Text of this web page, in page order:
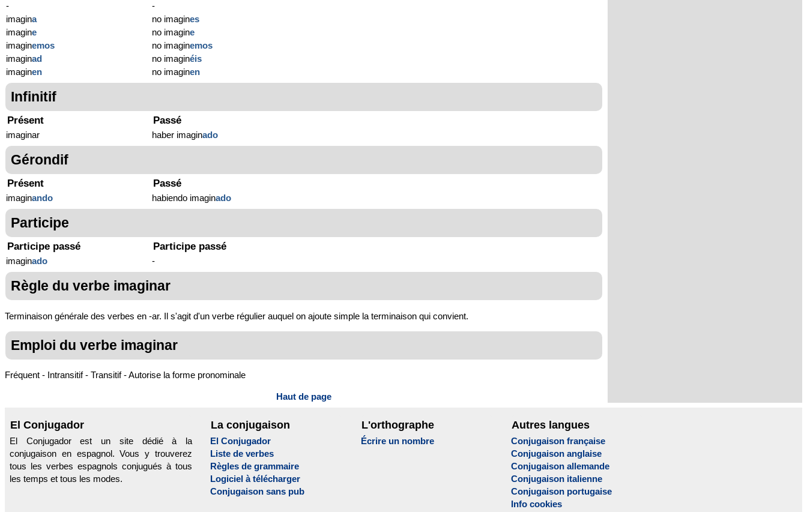
-
imagina
imagine
imaginemos
imaginad
imaginen
-
no imagines
no imagine
no imaginemos
no imaginéis
no imaginen
Infinitif
Présent
imaginar
Passé
haber imaginado
Gérondif
Présent
imaginando
Passé
habiendo imaginado
Participe
Participe passé
imaginado
Participe passé
-
Règle du verbe imaginar
Terminaison générale des verbes en -ar. Il s'agit d'un verbe régulier auquel on ajoute simple la terminaison qui convient.
Emploi du verbe imaginar
Fréquent - Intransitif - Transitif - Autorise la forme pronominale
Haut de page
El Conjugador
El Conjugador est un site dédié à la
conjugaison en espagnol. Vous y trouverez
tous les verbes espagnols conjugués à tous
les temps et tous les modes.
La conjugaison
El Conjugador
Liste de verbes
Règles de grammaire
Logiciel à télécharger
Conjugaison sans pub
L'orthographe
Écrire un nombre
Autres langues
Conjugaison française
Conjugaison anglaise
Conjugaison allemande
Conjugaison italienne
Conjugaison portugaise
Info cookies